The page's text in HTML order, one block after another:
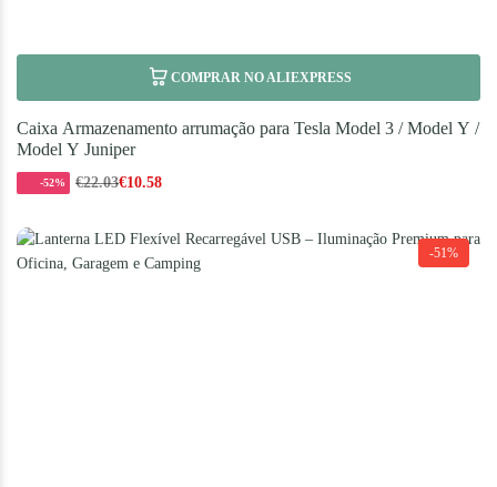
COMPRAR NO ALIEXPRESS
Caixa Armazenamento arrumação para Tesla Model 3 / Model Y /
Model Y Juniper
-52% €22.03€10.58
-51%